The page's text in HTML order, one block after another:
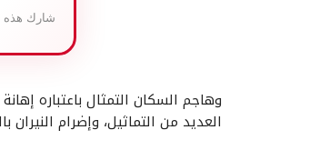
شارك هذه
وهاجم السكان التمثال باعتباره
العديد من التماثيل، وإضرام النيران